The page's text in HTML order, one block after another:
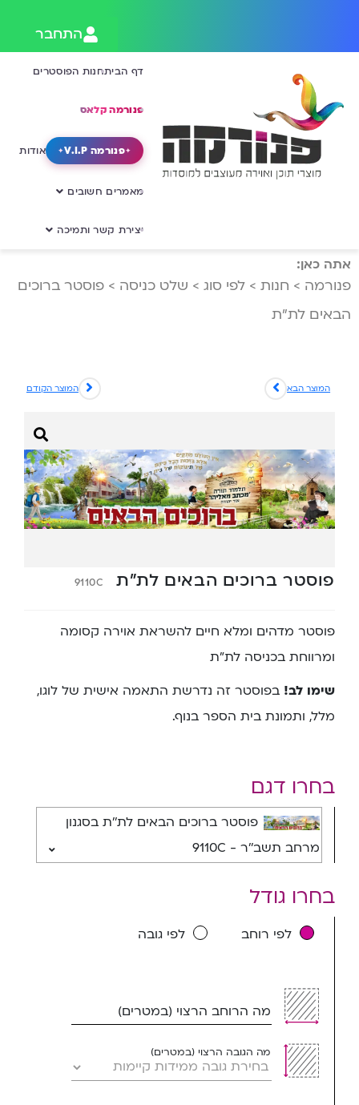
התחבר
דף הביתחנות הפוסטרים
פנורמה קלאס
פנורמה V.I.P אודות
מאמרים חשובים
יצירת קשר ותמיכה
אתה כאן:
פנורמה > חנות > לפי סוג > שלט כניסה > פוסטר ברוכים
הבאים לת”ת
המוצר הקודם המוצר הבא
פוסטר ברוכים הבאים לת”ת 9110C
פוסטר מדהים ומלא חיים להשראת אוירה קסומה
ומרווחת בכניסה לת”ת
שימו לב! בפוסטר זה נדרשת התאמה אישית של לוגו,
מלל, ותמונת בית הספר בנוף.
בחרו דגם
פוסטר ברוכים הבאים לת''ת בסגנון
מרחב תשב''ר - 9110C
בחרו גודל
לפי רוחב לפי גובה
מה הרוחב הרצוי (במטרים)
מה הגובה הרצוי (במטרים)